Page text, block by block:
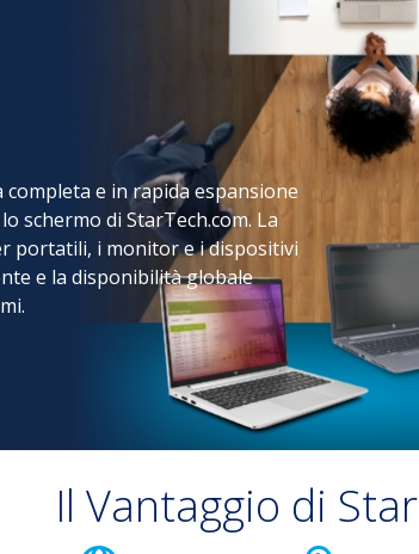
e in rapida espansione
schermo di StarTech.com. La
portatili, i monitor e i dispositivi
e la disponibilità globale
Il Vantaggio di